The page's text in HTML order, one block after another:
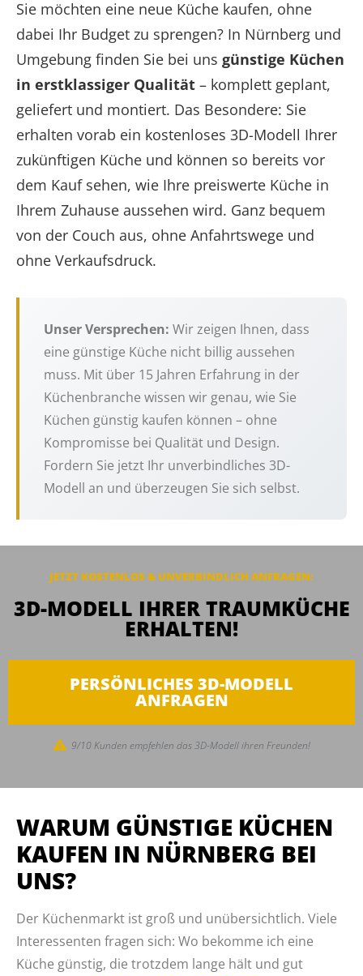
Sie möchten eine neue Küche kaufen, ohne
dabei Ihr Budget zu sprengen? In Nürnberg und
Umgebung finden Sie bei uns günstige Küchen
in erstklassiger Qualität – komplett geplant,
geliefert und montiert. Das Besondere: Sie
erhalten vorab ein kostenloses 3D-Modell Ihrer
zukünftigen Küche und können so bereits vor
dem Kauf sehen, wie Ihre preiswerte Küche in
Ihrem Zuhause aussehen wird. Ganz bequem
von der Couch aus, ohne Anfahrtswege und
ohne Verkaufsdruck.
Unser Versprechen: Wir zeigen Ihnen, dass
eine günstige Küche nicht billig aussehen
muss. Mit über 15 Jahren Erfahrung in der
Küchenbranche wissen wir genau, wie Sie
Küchen günstig kaufen können – ohne
Kompromisse bei Qualität und Design.
Fordern Sie jetzt Ihr unverbindliches 3D-
Modell an und überzeugen Sie sich selbst.
JETZT KOSTENLOS & UNVERBINDLICH ANFRAGEN:
3D-MODELL IHRER TRAUMKÜCHE
ERHALTEN!
PERSÖNLICHES 3D-MODELL
ANFRAGEN
9/10 Kunden empfehlen das 3D-Modell ihren Freunden!
WARUM GÜNSTIGE KÜCHEN
KAUFEN IN NÜRNBERG BEI
UNS?
Der Küchenmarkt ist groß und unübersichtlich. Viele
Interessenten fragen sich: Wo bekomme ich eine
Küche günstig, die trotzdem lange hält und gut